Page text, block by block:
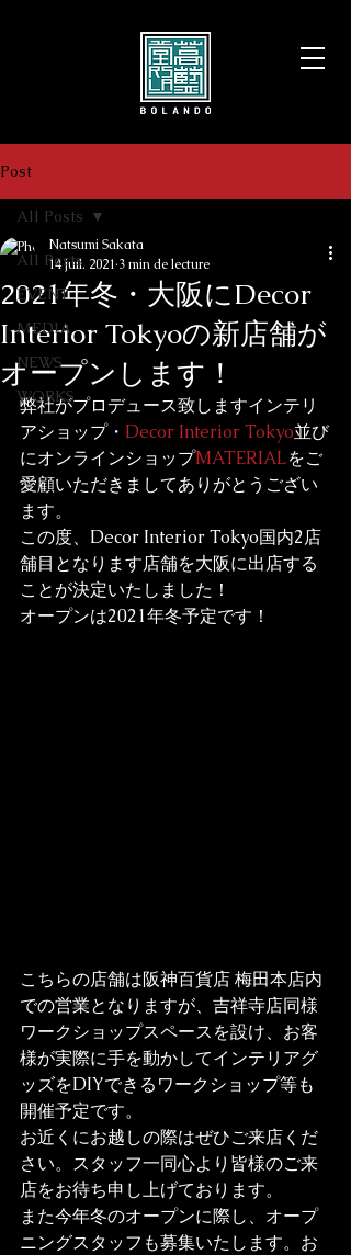
Post
All Posts
EVENT
MEDIA
NEWS
WORKS
All Posts
2021年冬・大阪にDecor
Interior Tokyoの新店舗が
オープンします！
Natsumi Sakata
14 juil. 2021 3 min de lecture
弊社がプロデュース致しますインテリ
アショップ・ Decor Interior Tokyo並び
にオンラインショップMATERIALをご
愛顧いただきましてありがとうござい
ます。
この度、Decor Interior Tokyo国内2店
舗目となります店舗を大阪に出店する
ことが決定いたしました！
オープンは2021年冬予定です！
こちらの店舗は阪神百貨店 梅田本店内
での営業となりますが、吉祥寺店同様
ワークショップスペースを設け、お客
様が実際に手を動かしてインテリアグ
ッズをDIYできるワークショップ等も
開催予定です。
お近くにお越しの際はぜひご来店くだ
さい。スタッフ一同心より皆様のご来
店をお待ち申し上げております。
また今年冬のオープンに際し、オープ
ニングスタッフも募集いたします。お